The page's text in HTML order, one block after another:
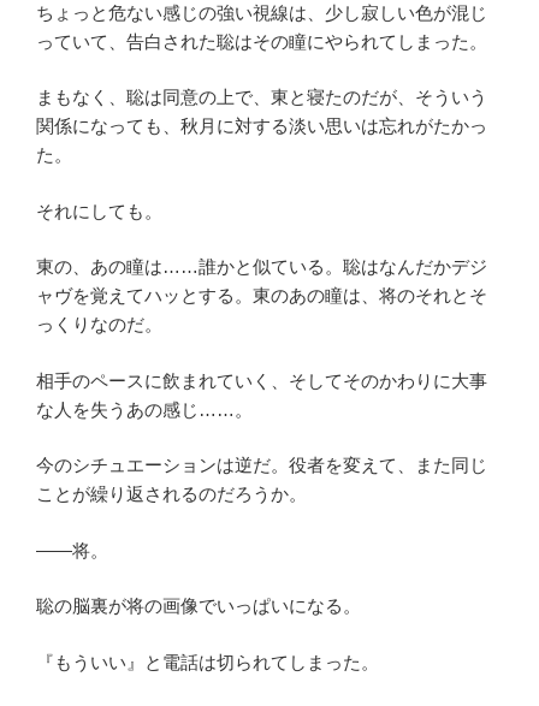
ちょっと危ない感じの強い視線は、少し寂しい色が混じ
っていて、告白された聡はその瞳にやられてしまった。
まもなく、聡は同意の上で、東と寝たのだが、そういう
関係になっても、秋月に対する淡い思いは忘れがたかっ
た。
それにしても。
東の、あの瞳は……誰かと似ている。聡はなんだかデジ
ャヴを覚えてハッとする。東のあの瞳は、将のそれとそ
っくりなのだ。
相手のペースに飲まれていく、そしてそのかわりに大事
な人を失うあの感じ……。
今のシチュエーションは逆だ。役者を変えて、また同じ
ことが繰り返されるのだろうか。
――将。
聡の脳裏が将の画像でいっぱいになる。
『もういい』と電話は切られてしまった。